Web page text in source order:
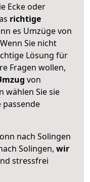
Ecke oder
richtige
es Umzüge von
Sie nicht
Lösung für
Fragen wollen,
von
wählen Sie sie
nach Solingen
Solingen, wir
stressfrei